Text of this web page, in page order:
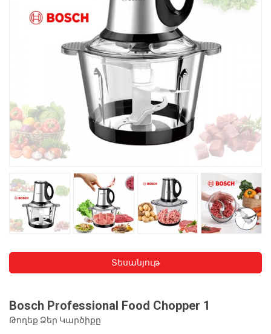
Տեսանյութ
Bosch Professional Food Chopper 1
Թողեք Ձեր Կարծիքը